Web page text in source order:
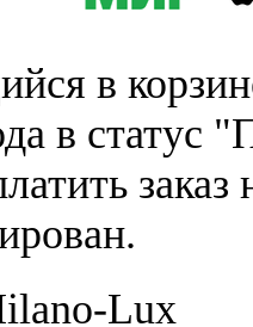
в
в статус
заказ
Lux